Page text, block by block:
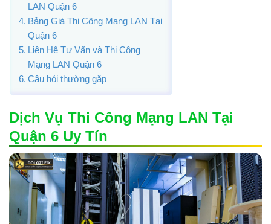
LAN Quận 6
Bảng Giá Thi Công Mạng LAN Tại
Quận 6
Liên Hệ Tư Vấn và Thi Công
Mạng LAN Quận 6
Câu hỏi thường gặp
Dịch Vụ Thi Công Mạng LAN Tại
Quận 6 Uy Tín